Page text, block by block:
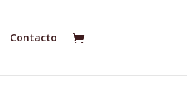
Contacto